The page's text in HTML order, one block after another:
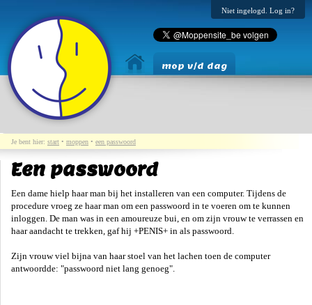
Niet ingelogd. Log in?
mop v/d dag
Je bent hier: start • moppen • een passwoord
Een passwoord
Een dame hielp haar man bij het installeren van een computer. Tijdens de
procedure vroeg ze haar man om een passwoord in te voeren om te kunnen
inloggen. De man was in een amoureuze bui, en om zijn vrouw te verrassen en
haar aandacht te trekken, gaf hij +PENIS+ in als passwoord.
Zijn vrouw viel bijna van haar stoel van het lachen toen de computer
antwoordde: "passwoord niet lang genoeg".